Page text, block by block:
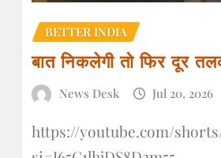
BETTER INDIA
बात निकलेगी तो फिर दूर
News Desk Jul 20, 2026
https://youtube.com/